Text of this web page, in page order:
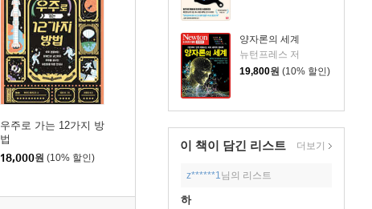
양자론의 세계
뉴턴프레스 저
19,800원 (10% 할인)
이 책이 담긴 리스트 더보기
z******1님의 리스트
하
우주로 가는 12가지 방
법
18,000원 (10% 할인)